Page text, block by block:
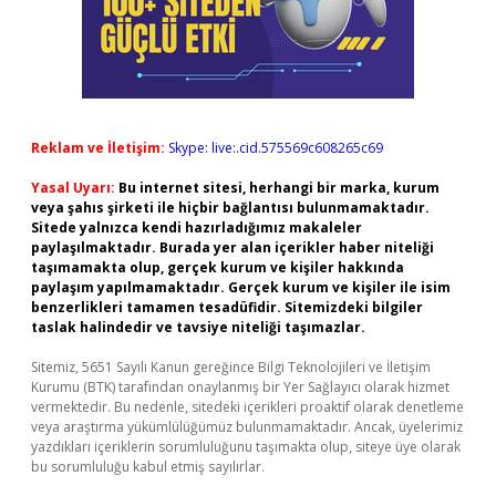
Reklam ve İletişim: Skype: live:.cid.575569c608265c69
Yasal Uyarı: Bu internet sitesi, herhangi bir marka, kurum
veya şahıs şirketi ile hiçbir bağlantısı bulunmamaktadır.
Sitede yalnızca kendi hazırladığımız makaleler
paylaşılmaktadır. Burada yer alan içerikler haber niteliği
taşımamakta olup, gerçek kurum ve kişiler hakkında
paylaşım yapılmamaktadır. Gerçek kurum ve kişiler ile isim
benzerlikleri tamamen tesadüfidir. Sitemizdeki bilgiler
taslak halindedir ve tavsiye niteliği taşımazlar.
Sitemiz, 5651 Sayılı Kanun gereğince Bilgi Teknolojileri ve İletişim
Kurumu (BTK) tarafından onaylanmış bir Yer Sağlayıcı olarak hizmet
vermektedir. Bu nedenle, sitedeki içerikleri proaktif olarak denetleme
veya araştırma yükümlülüğümüz bulunmamaktadır. Ancak, üyelerimiz
yazdıkları içeriklerin sorumluluğunu taşımakta olup, siteye üye olarak
bu sorumluluğu kabul etmiş sayılırlar.